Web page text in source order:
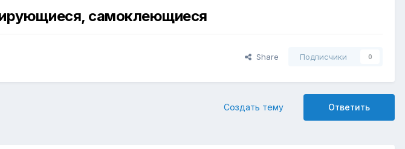
самоклеющиеся
Share Подписчики 0
Ответить
Создать тему